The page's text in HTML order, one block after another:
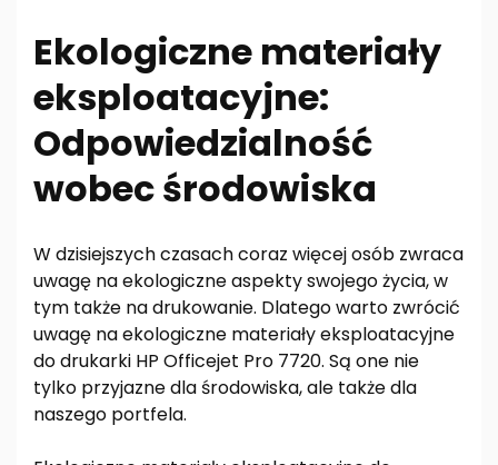
Ekologiczne materiały
eksploatacyjne:
Odpowiedzialność
wobec środowiska
W dzisiejszych czasach coraz więcej osób zwraca
uwagę na ekologiczne aspekty swojego życia, w
tym także na drukowanie. Dlatego warto zwrócić
uwagę na ekologiczne materiały eksploatacyjne
do drukarki HP Officejet Pro 7720. Są one nie
tylko przyjazne dla środowiska, ale także dla
naszego portfela.